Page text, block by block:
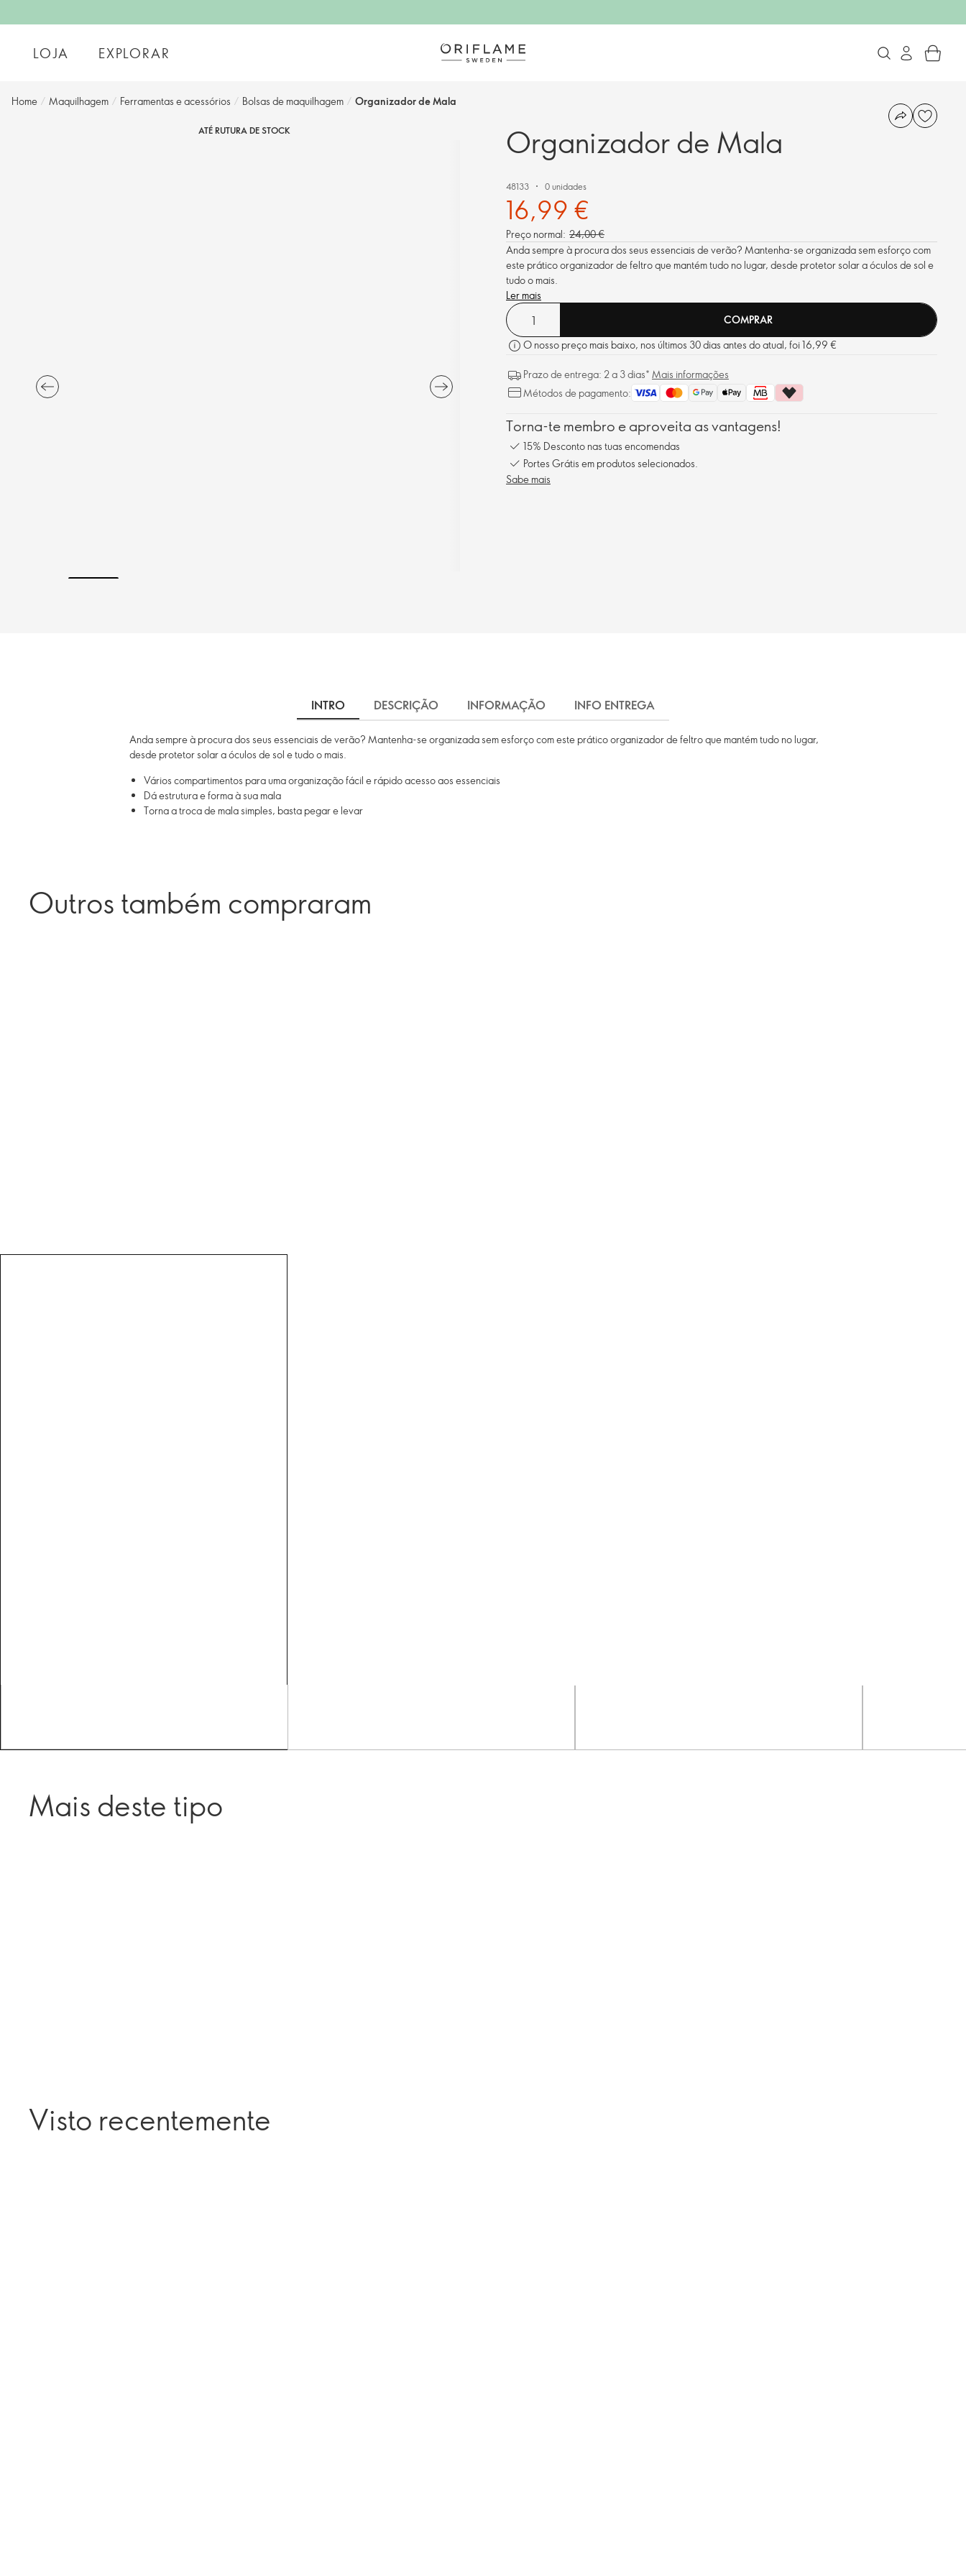
LOJA EXPLORAR
Home / Maquilhagem / Ferramentas e acessórios / Bolsas de maquilhagem​ / Organizador de Mala
ATÉ RUTURA DE STOCK Organizador de Mala
48133 0 unidades
16,99 €
Preço normal: 24,00 €
Anda sempre à procura dos seus essenciais de verão? Mantenha-se organizada sem esforço com
este prático organizador de feltro que mantém tudo no lugar, desde protetor solar a óculos de sol e
tudo o mais.
Ler mais
COMPRAR
O nosso preço mais baixo, nos últimos 30 dias antes do atual, foi 16,99 €
Prazo de entrega: 2 a 3 dias* Mais informações
Métodos de pagamento:
Torna-te membro e aproveita as vantagens!
15% Desconto nas tuas encomendas
Portes Grátis em produtos selecionados.
Sabe mais
INTRO DESCRIÇÃO INFORMAÇÃO INFO ENTREGA
Anda sempre à procura dos seus essenciais de verão? Mantenha-se organizada sem esforço com este prático organizador de feltro que mantém tudo no lugar,
desde protetor solar a óculos de sol e tudo o mais.
Vários compartimentos para uma organização fácil e rápido acesso aos essenciais
Dá estrutura e forma à sua mala
Torna a troca de mala simples, basta pegar e levar
Outros também compraram
Mais deste tipo
Visto recentemente